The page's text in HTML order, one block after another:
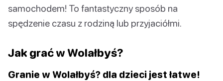
samochodem! To fantastyczny sposób na
spędzenie czasu z rodziną lub przyjaciółmi.
Jak grać w Wolałbyś?
Granie w Wolałbyś? dla dzieci jest łatwe!